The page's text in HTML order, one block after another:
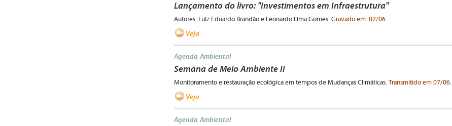
Lançamento do livro: "Investimentos em Infraestrutura"
Autores: Luiz Eduardo Brandão e Leonardo Lima Gomes. Gravado em: 02/06.
Veja
Agenda Ambiental
Semana de Meio Ambiente II
Monitoramento e restauração ecológica em tempos de Mudanças Climáticas. Transmitido em 07/06.
Veja
Agenda Ambiental